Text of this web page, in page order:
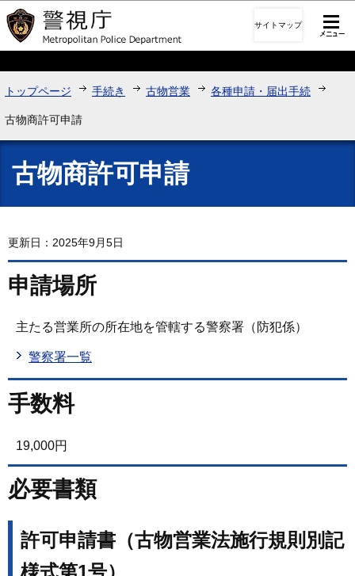
このページの本文へ移動
サイトマップ
トップページ 手続き 古物営業 各種申請・届出手続
古物商許可申請
古物商許可申請
更新日：2025年9月5日
申請場所
主たる営業所の所在地を管轄する警察署（防犯係）
警察署一覧
手数料
19,000円
必要書類
許可申請書（古物営業法施行規則別記
様式第1号）